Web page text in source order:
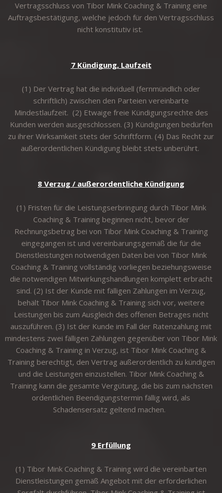
Vertragsschluss von Tibor Mink Coaching & Training eine
Auftragsbestätigung, welche jedoch für den Vertragsschluss
nicht konstitutiv ist.
7 Kündigung, Laufzeit
(1) Der Vertrag hat die individuell (fernmündlich oder
schriftlich) zwischen den Parteien vereinbarte
Mindestlaufzeit. (2) Etwaige freie Kündigungsrechte des
Kunden werden ausgeschlossen. (3) Kündigungen bedürfen
zu ihrer Wirksamkeit stets der Schriftform. (4) Das Recht zur
außerordentlichen Kündigung bleibt stets unberührt.
8 Verzug / außerordentliche Kündigung
(1) Fristen für die Leistungserbringung durch Tibor Mink
Coaching & Training beginnen nicht, bevor der
Rechnungsbetrag bei von Tibor Mink Coaching & Training
eingegangen ist und vereinbarungsgemäß die für die
Dienstleistungen notwendigen Daten bei von Tibor Mink
Coaching & Training vollständig vorliegen beziehungsweise
die notwendigen Mitwirkungshandlungen komplett erbracht
sind. (2) Ist der Kunde mit fälligen Zahlungen im Verzug,
behält Tibor Mink Coaching & Training sich vor, weitere
Leistungen bis zum Ausgleich des offenen Betrages nicht
auszuführen. (3) Ist der Kunde im Fall der Ratenzahlung mit
mindestens zwei fälligen Zahlungen gegenüber von Tibor Mink
Coaching & Training in Verzug, ist Tibor Mink Coaching &
Training berechtigt, den Vertrag außerordentlich zu kündigen
und die Leistungen einzustellen. Tibor Mink Coaching &
Training kann die gesamte Vergütung, die bis zum nächsten
ordentlichen Beendigungstermin fällig wird, als
Schadensersatz geltend machen.
9 Erfüllung
(1) Tibor Mink Coaching & Training wird die vereinbarten
Dienstleistungen gemäß Angebot mit der erforderlichen